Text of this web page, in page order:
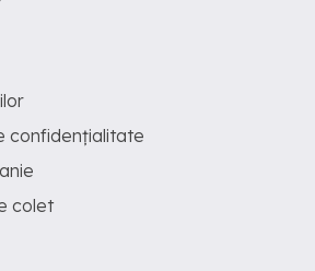
confidențialitate
colet